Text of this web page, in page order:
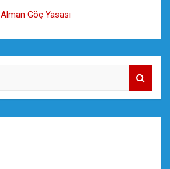
Alman Göç Yasası